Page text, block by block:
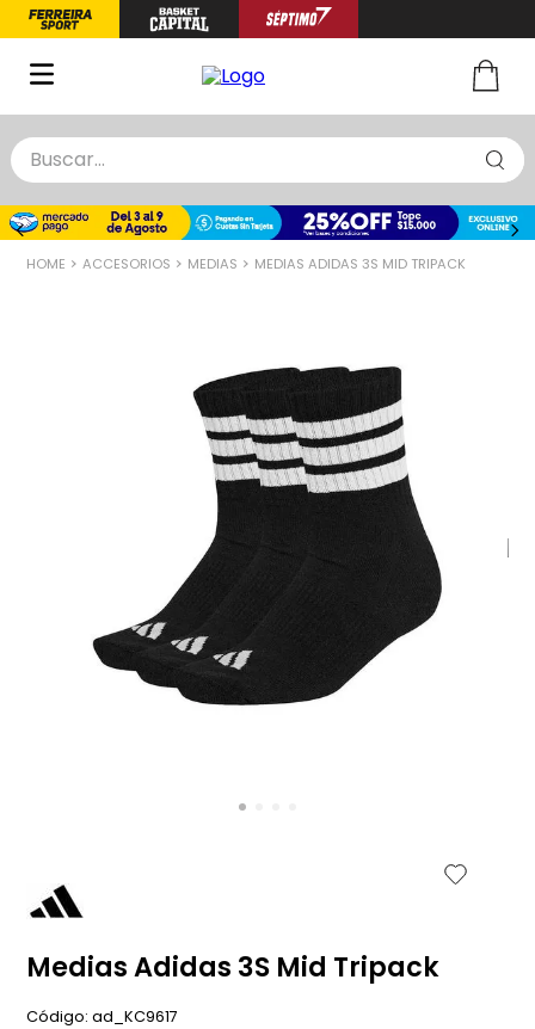
Buscar...
ACCESORIOS MEDIAS MEDIAS ADIDAS 3S MID TRIPACK
Medias Adidas 3S Mid Tripack
:ad_KC9617
TÉRMINOS MÁS BUSCADOS
1.
zapatillas basquet